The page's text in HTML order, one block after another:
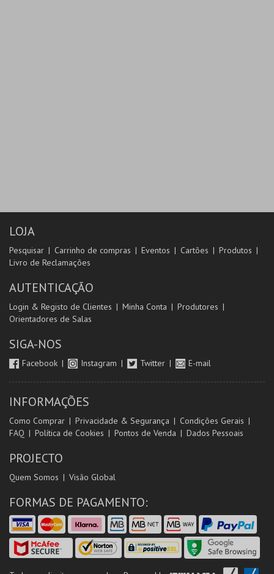
LOJA
Pesquisar Carrinho de compras Eventos Cartões
Produtos
Livro de Reclamações
AUTENTICAÇÃO
Login & Registo de Clientes Minha Conta
Produtores
Orientadores de Salas
SIGA-NOS
Facebook Instagram Twitter E-mail
INFORMAÇÕES
Como Comprar Privacidade & Segurança
Condições Gerais
FAQ
Política de Cookies Pontos de Venda Dados Pessoais
PROJECTO
Quem Somos Visão Global
FORMAS DE PAGAMENTO: